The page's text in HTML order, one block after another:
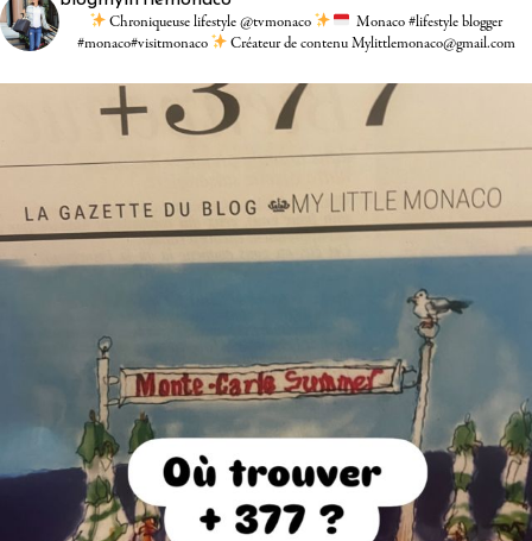
Chroniqueuse lifestyle @tvmonaco
Monaco #lifestyle blogger
#monaco#visitmonaco
Créateur de contenu Mylittlemonaco@gmail.com